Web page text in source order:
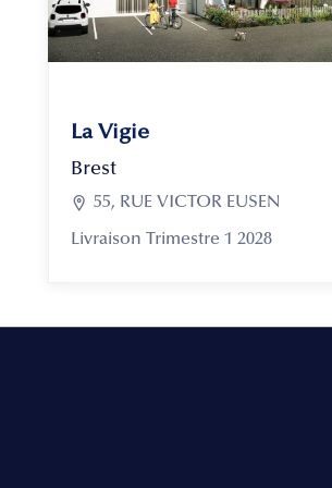
La Vigie
Brest
 55, RUE VICTOR EUSEN
Livraison Trimestre 1 2028